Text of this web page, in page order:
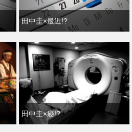
田中圭×最近!?
田中圭×癌!?